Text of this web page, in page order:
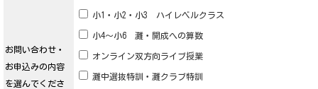
お問い合わせ・
お申込みの内容
を選んでくださ
小1・小2・小3 ハイレベルクラス
小4～小6 灘・開成への算数
オンライン双方向ライブ授業
灘中選抜特訓・灘クラブ特訓